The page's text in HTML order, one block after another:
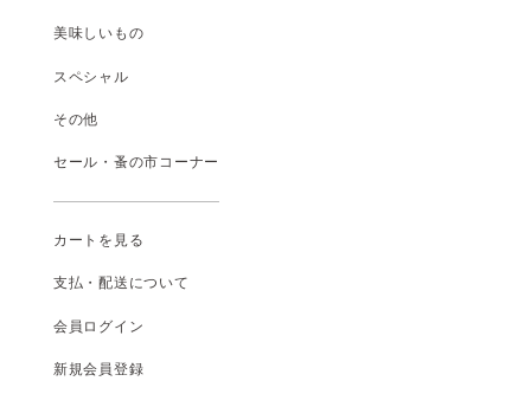
美味しいもの
スペシャル
その他
セール・蚤の市コーナー
カートを見る
支払 ・配送について
会員ログイン
新規会員登録